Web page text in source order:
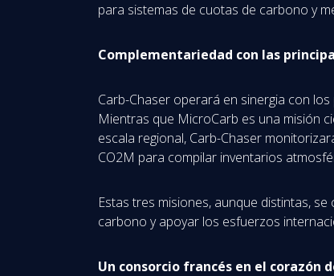
para sistemas de cuotas de carbono y
Complementariedad con las
Carb-Chaser operará en sinergia con
Mientras que MicroCarb es una misión
escala regional, Carb-Chaser
CO2M para compilar inventarios
Estas tres misiones, aunque distintas,
carbono y apoyar los esfuerzos
Un consorcio francés en el corazón